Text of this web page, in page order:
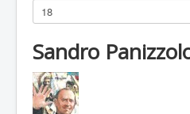
Sandro